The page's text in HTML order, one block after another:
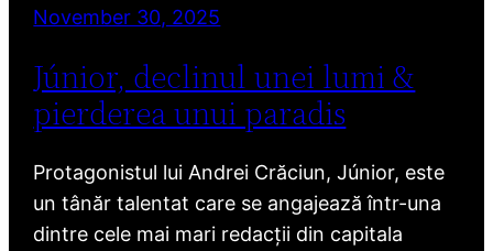
November 30, 2025
Júnior, declinul unei lumi &
pierderea unui paradis
Protagonistul lui Andrei Crăciun, Júnior, este
un tânăr talentat care se angajează într-una
dintre cele mai mari redacții din capitala